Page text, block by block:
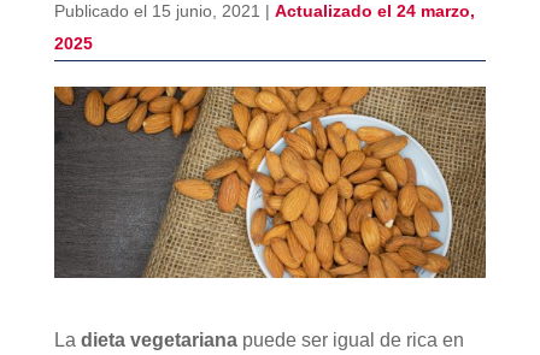
Publicado el 15 junio, 2021 | Actualizado el 24 marzo,
2025
La dieta vegetarianapuede ser igual de rica en